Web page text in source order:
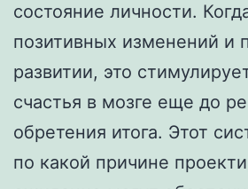
состояние личности.
позитивных изменений и
развитии, это
счастья в мозге еще до
обретения итога. Этот
по какой причине